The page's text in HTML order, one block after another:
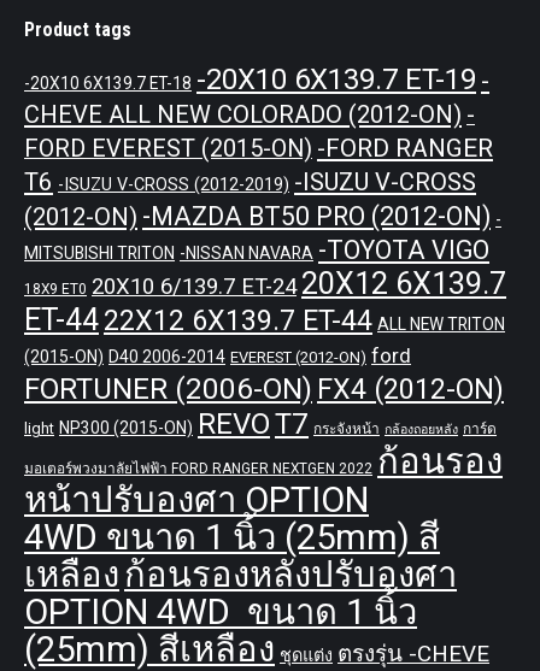
Product tags
-20X10 6X139.7 ET-18 -20X10 6X139.7 ET-19 -
CHEVE ALL NEW COLORADO (2012-ON) -
FORD EVEREST (2015-ON) -FORD RANGER
T6 -ISUZU V-CROSS (2012-2019) -ISUZU V-CROSS
(2012-ON) -MAZDA BT50 PRO (2012-ON) -
MITSUBISHI TRITON -NISSAN NAVARA -TOYOTA VIGO
18X9 ET0 20X10 6/139.7 ET-24 20X12 6X139.7
ET-4422X12 6X139.7 ET-44 ALL NEW TRITON
(2015-ON) D40 2006-2014 EVEREST (2012-ON) ford
FORTUNER (2006-ON) FX4 (2012-ON)
light NP300 (2015-ON) REVOT7 กระจังหน้า กล้องถอยหลัง การ์ด
มอเตอร์พวงมาลัยไฟฟ้า FORD RANGER NEXTGEN 2022 ก้อนรอง
หน้าปรับองศา OPTION
4WD ขนาด 1 นิ้ว (25mm) สี
เหลือง ก้อนรองหลังปรับองศา
OPTION 4WD ขนาด 1 นิ้ว
(25mm) สีเหลือง ชุดแต่ง ตรงรุ่น -CHEVE